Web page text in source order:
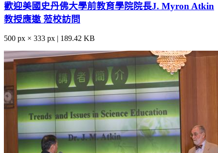
歡迎美國史丹佛大學前教育學院院長J. Myron Atkin
教授應邀 蒞校訪問
500 px × 333 px | 189.42 KB